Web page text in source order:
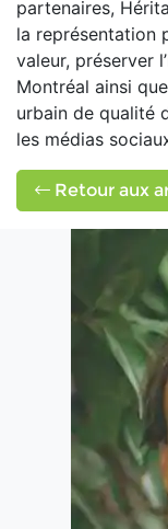
partenaires,
la représentation
valeur, préserver
Montréal ainsi
urbain de qualité
les médias
Retour aux